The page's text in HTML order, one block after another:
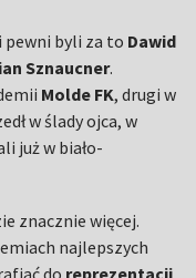
pewni byli za to Dawid
Sznaucner.
Molde FK, drugi w
w ślady ojca, w
już w biało-
znacznie więcej.
najlepszych
do reprezentacji